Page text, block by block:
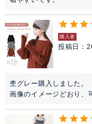
購入者
投稿日
杢グレー購入しました。
画像のイメージどおり、